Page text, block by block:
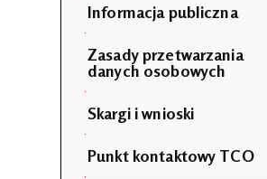
Informacja publiczna
Zasady przetwarzania
danych osobowych
Skargi i wnioski
Punkt kontaktowy TCO